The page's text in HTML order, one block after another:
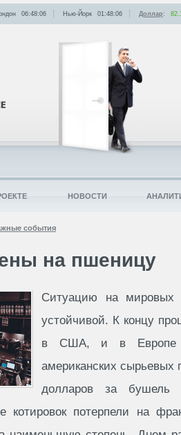
события
на пшеницу
Ситуацию на мировых
устойчивой. К концу
в США, и в Европе
американских сырьевых
долларов за бушель
котировок потерпели на
06:48:06 Нью-Йорк 01:48:06 Доллар:
НОВОСТИ